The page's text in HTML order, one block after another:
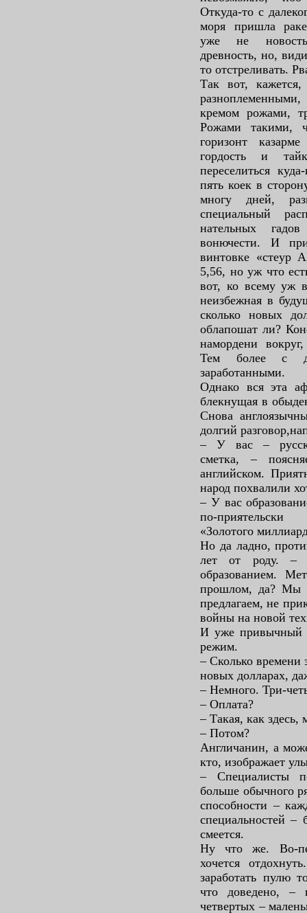
Откуда-то с
моря пришла
уже не новость.
древность, но,
то отстреливать.
Так вот,
кремом рожами,
Рожами такими,
горизонт
гордость и
переселиться
пять коек в
многу дней,
специальный
нательных
вонючести. И
винтовке «стеур
5,56, но уж что
вот, ко всему уж
неизбежная в
сколько новых
облапошат ли?
намордени
Тем более с
заработанными.
Однако вся эта
блекнущая в
Снова
долгий
– У вас –
сметка, –
английском.
народ похвалили
– У вас
по-приятельски
«Золотого
Но да ладно,
лет от роду. –
образованием.
прошлом, да? Мы
предлагаем, не
войны на новой
И уже привычный
режим.
– Сколько времени
новых долларах,
– Немного. Три-
– Оплата?
– Такая, как
– Потом?
Англичанин, а
кто, изображает
– Специалисты
больше обычного
способности –
специальностей
смеется.
Ну что же. Во-
хочется
заработать пулю
что доведено, –
четвертых –